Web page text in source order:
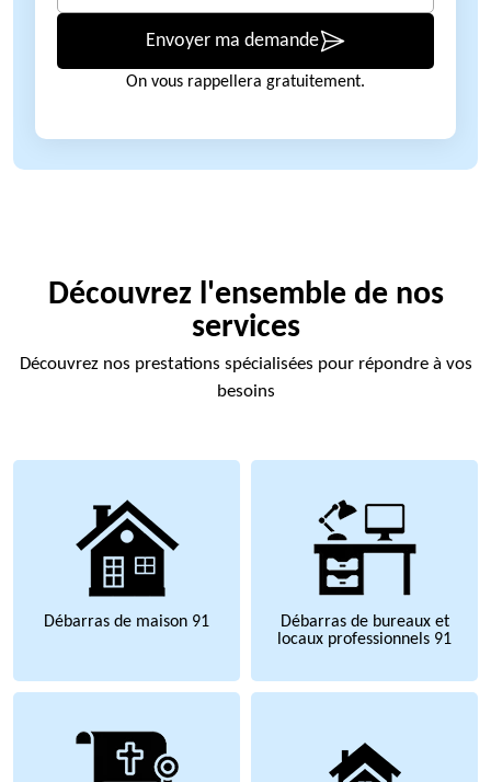
Envoyer ma demande
On vous rappellera gratuitement.
Découvrez l'ensemble de nos
services
Découvrez nos prestations spécialisées pour répondre à vos
besoins
Débarras de maison 91
Débarras de bureaux et
locaux professionnels 91